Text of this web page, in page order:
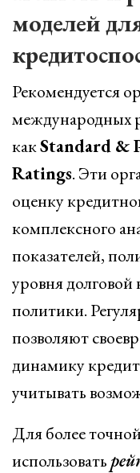
моделей
Рекомендуется
международных
какStandard &
Ratings. Эти
оценку
комплексного
показателей,
уровня долговой
политики.
позволяют
динамику
учитывать
Для более
использовать